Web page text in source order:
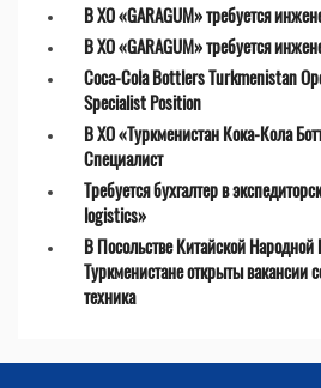
В ХО «GARAGUM» требуется
В ХО «GARAGUM» требуется
Coca-Cola Bottlers Turkmenistan
Specialist Position
В ХО «Туркменистан Кока-Кола
Специалист
Требуется бухгалтер в
logistics»
В Посольстве Китайской Народной
Туркменистане открыты вакансии
техника